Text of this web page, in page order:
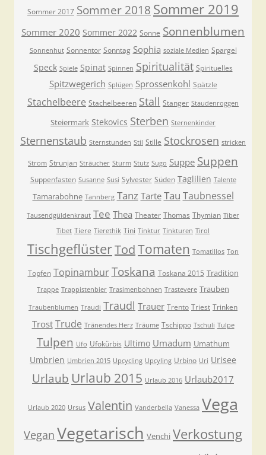
Sommer 2017 Sommer 2018 Sommer 2019
Sommer 2020 Sommer 2022 Sonne Sonnenblumen
Sonnenhut Sonnentor Sonntag Sophia soziale Medien Spargel
Speck Spiele Spinat Spinnen Spiritualität Spirituelles
Spitzwegerich Splügen Sprossenkohl Spätzle
Stachelbeere Stachelbeeren Stall Stanger Staudenroggen
Steiermark Stekovics Sterben Sternenkinder
Sternenstaub Sternstunden Stil Stille Stockrosen stricken
Strom Strunjan Sträucher Sturm Stutz Sugo Suppe Suppen
Suppenfasten Susanne Susi Sylvester Süden Taglilien Talente
Tamarabohne Tannberg Tanz Tarte Tau Taubnessel
Tausendgüldenkraut Tee Thea Theater Thomas Thymian Tiber
Tibet Tiere Tierethik Tini Tinktur Tinkturen Tirol
TischgeflüsterTodTomaten Tomatillos Ton
Topfen Topinambur Toskana Toskana 2015 Tradition
Trappe Trappistenbier Trasimenbohnen Trastevere Trauben
Traubenblumen Traudi Traudl Trauer Trento Triest Trinken
Trost Trude Tränendes Herz Träume Tschippo Tschuli Tulpe
Tulpen Ufo Ufokürbis Ultimo Umadum Umathum
Umbrien Umbrien 2015 Upcycling Upcyling Urbino Uri Urisee
Urlaub Urlaub 2015 Urlaub 2016 Urlaub2017
Urlaub 2020 Ursus Valentin Vanderbella Vanessa Vega
Vegan Vegetarisch Venchi Verkostung